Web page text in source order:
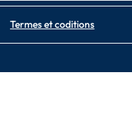
Termes et coditions